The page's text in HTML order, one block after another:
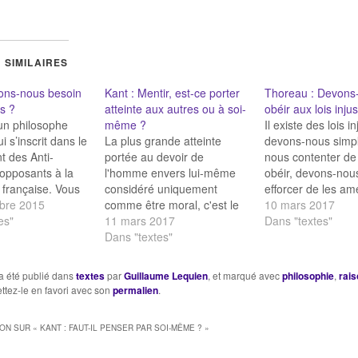
SIMILAIRES
nous besoin
?
philosophe
s’inscrit dans le
des Anti-
à la
Vous
que dans
lumières, je ne
sont restés à
; qu'au lieu
2015
Kant : Mentir, est-ce porter
atteinte aux autres ou à soi-
même ?
La plus grande atteinte
portée au devoir de
l'homme envers lui-même
considéré uniquement
comme être moral, c'est le
contraire de la véracité : le
mensonge. (...) Le
ainsi dire l'anéantissement
de sa dignité d'homme. Un
homme qui ne croit pas lui-
11 mars 2017
Dans "textes"
Thoreau :
obéir aux lois
Il existe des lois
devons-nous
nous contenter
obéir, devons-
efforcer de les
tout en continuant
obéir jusqu’à
devons-nous
immédiatement
10 mars 2017
Dans "textes"
été publié danstextesparGuillaume Lequien, et marqué avecphilosophie,
le en favori avec son permalien.
SUR « KANT : FAUT-IL PENSER PAR SOI-MÊME ? »